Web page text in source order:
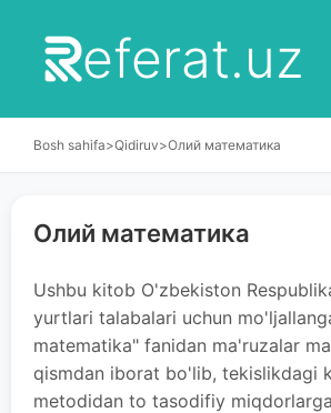
eferat.uz
Bosh sahifa>Qidiruv>Олий математика
Олий математика
Ushbu kitob O'zbekiston
yurtlari talabalari uchun
matematika" fanidan ma'ruzalar
qismdan iborat bo'lib, tekislikdagi
metodidan to tasodifiy